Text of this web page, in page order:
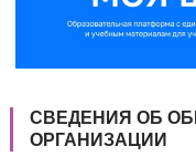
СВЕДЕНИЯ ОБ
ОРГАНИЗАЦИИ